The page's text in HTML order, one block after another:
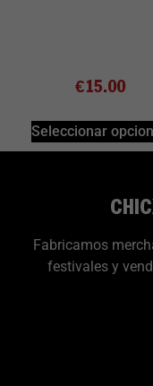
€15.00
Seleccionar
Fabricamos
festivales y